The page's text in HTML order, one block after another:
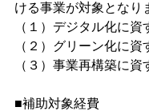
ける事業が対象となり
（１）デジタル化に資
（２）グリーン化に資
（３）事業再構築に資
■補助対象経費